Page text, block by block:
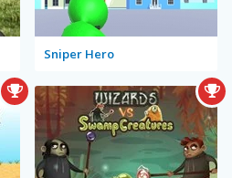
Sniper Hero